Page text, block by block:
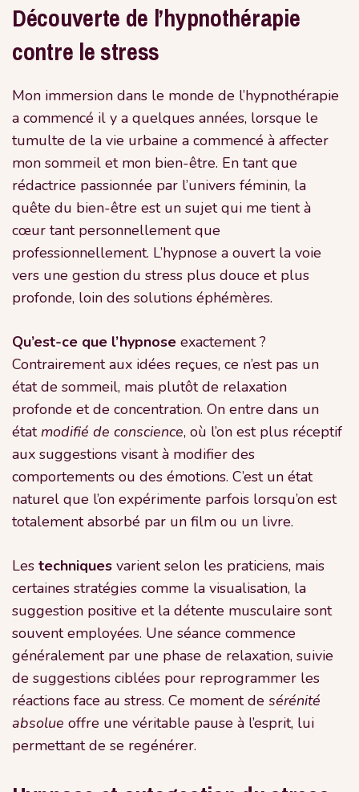
Découverte de l’hypnothérapie
contre le stress
Mon immersion dans le monde de l’hypnothérapie
a commencé il y a quelques années, lorsque le
tumulte de la vie urbaine a commencé à affecter
mon sommeil et mon bien-être. En tant que
rédactrice passionnée par l’univers féminin, la
quête du bien-être est un sujet qui me tient à
cœur tant personnellement que
professionnellement. L’hypnose a ouvert la voie
vers une gestion du stress plus douce et plus
profonde, loin des solutions éphémères.
Qu’est-ce que l’hypnose exactement ?
Contrairement aux idées reçues, ce n’est pas un
état de sommeil, mais plutôt de relaxation
profonde et de concentration. On entre dans un
étatmodifié de conscience, où l’on est plus réceptif
aux suggestions visant à modifier des
comportements ou des émotions. C’est un état
naturel que l’on expérimente parfois lorsqu’on est
totalement absorbé par un film ou un livre.
Les techniques varient selon les praticiens, mais
certaines stratégies comme la visualisation, la
suggestion positive et la détente musculaire sont
souvent employées. Une séance commence
généralement par une phase de relaxation, suivie
de suggestions ciblées pour reprogrammer les
réactions face au stress. Ce moment de sérénité
absolue offre une véritable pause à l’esprit, lui
permettant de se regénérer.